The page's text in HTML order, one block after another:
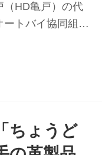
（HD亀戸）の代
トバイ協同組合
携わっている野
AJ東京トップと
ちょうど